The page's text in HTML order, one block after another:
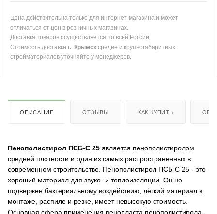
Цена действительна только для интернет-магазина и может
отличаться от цен в розничных магазинах.
Доставка товаров осуществляется по всей России.
Стоимость доставки г. Крымск средне и крупногабаритных
стройматериалов уточняйте у менеджеров.
ОПИСАНИЕ ОТЗЫВЫ КАК КУПИТЬ
Пенополистирол ПСБ-С 25 является пенополистиролом
средней плотности и один из самых распространенных в
современном строительстве. Пенополистирол ПСБ-С 25 - это
хороший материал для звуко- и теплоизоляции. Он не
подвержен бактериальному воздействию, лёгкий материал в
монтаже, распиле и резке, имеет невысокую стоимость.
Основная сфера применения пенопласта пенополистирола -